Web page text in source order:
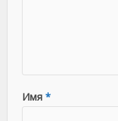
Имя *